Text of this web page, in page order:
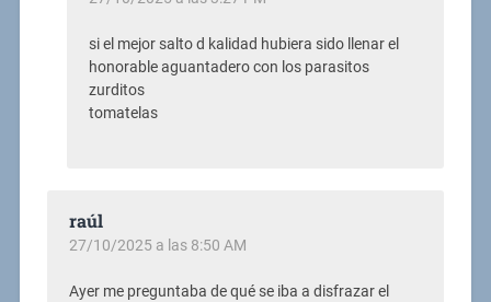
si el mejor salto d kalidad hubiera sido llenar el
honorable aguantadero con los parasitos
zurditos
tomatelas
raúl
27/10/2025 a las 8:50 AM
Ayer me preguntaba de qué se iba a disfrazar el